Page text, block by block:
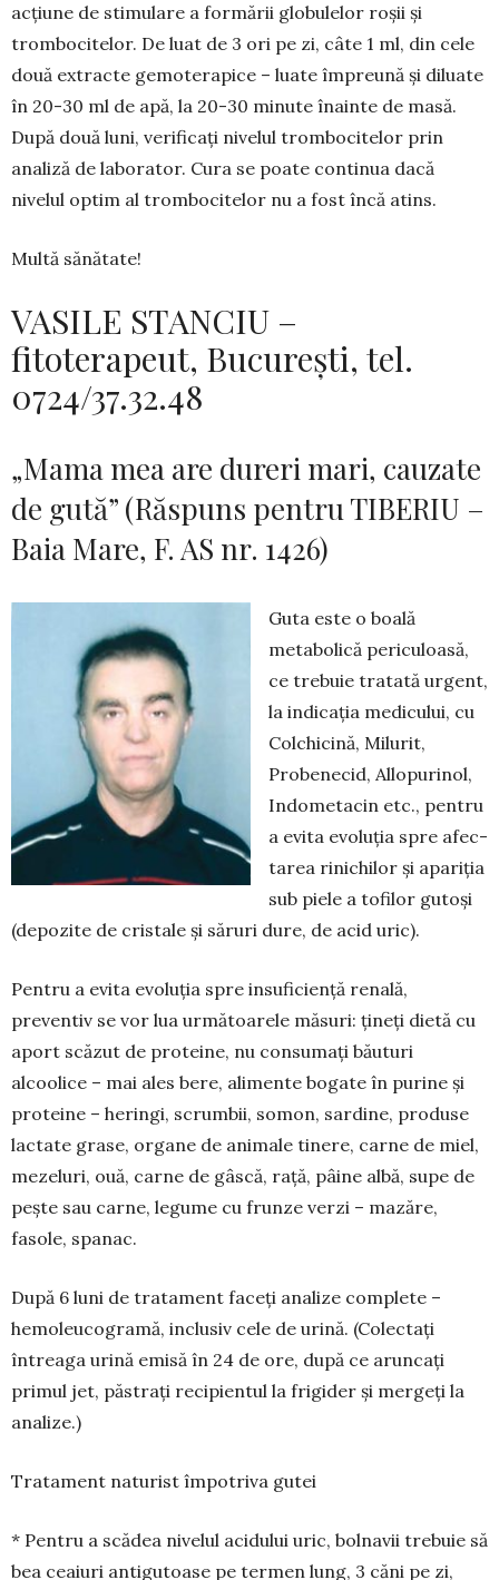
acțiune de stimulare a formării globulelor roșii și
trombocitelor. De luat de 3 ori pe zi, câte 1 ml, din cele
două extracte gemoterapice – luate împreună și diluate
în 20-30 ml de apă, la 20-30 minute înainte de masă.
După două luni, verificați nivelul trombocitelor prin
analiză de laborator. Cura se poate continua dacă
nivelul optim al trombocitelor nu a fost încă atins.
Multă sănătate!
VASILE STANCIU –
fitoterapeut, București, tel.
0724/37.32.48
„Mama mea are dureri mari, cauzate
de gută” (Răspuns pentru TIBERIU –
Baia Mare, F. AS nr. 1426)
Guta este o boală
metabolică periculoasă,
ce trebuie tratată urgent,
la indicația medicului, cu
Colchicină, Milurit,
Probenecid, Allopurinol,
Indo­metacin etc., pentru
a evita evoluția spre afec­
tarea rinichilor și apariția
sub piele a tofilor gutoși
(depozite de cristale și săruri dure, de acid uric).
Pentru a evita evoluția spre insuficiență renală,
preventiv se vor lua următoarele măsuri: țineți dietă cu
aport scăzut de proteine, nu consumați băuturi
alcoolice – mai ales bere, alimente bogate în purine și
proteine – heringi, scrumbii, somon, sardine, produse
lactate grase, organe de animale tinere, carne de miel,
mezeluri, ouă, carne de gâs­că, rață, pâine albă, supe de
pește sau carne, le­gume cu frunze verzi – mazăre,
fasole, spanac.
După 6 luni de tratament faceți analize com­plete –
hemoleucogramă, inclusiv cele de urină. (Colectați
întreaga urină emisă în 24 de ore, după ce aruncați
primul jet, păstrați recipientul la fri­gider și mergeți la
analize.)
Tratament naturist împotriva gutei
* Pentru a scădea nivelul acidului uric, bolna­vii trebuie să
bea ceaiuri antigutoase pe termen lung, 3 căni pe zi,